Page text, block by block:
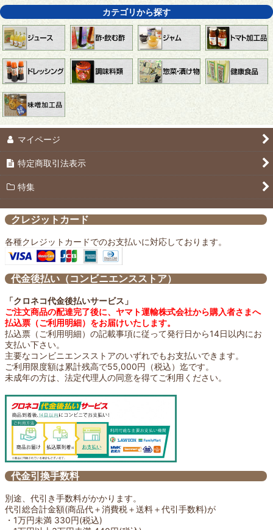
カテゴリから探す
マイページ
特定商取引法表示
特集
クレジットカード
各種クレジットカードでのお支払いに対応しております。
代金後払い（コンビニエンスストア）
「クロネコ代金後払いサービス」
ご注文商品の配達完了後に、ヤマト運輸株式会社から購入者さまへ
払込票（ご利用明細）をお届けいたします。
払込票（ご利用明細）の記載事項に従って発行日から14日以内にお
支払い下さい。
主要なコンビニエンスストアのいずれでもお支払いできます。
ご利用限度額は累計残高で55,000円（税込）迄です。
未成年の方は、法定代理人の同意を得てご利用ください。
代金引換手数料
別途、代引き手数料がかかります。
代引総合計金額(商品代＋消費税＋送料＋代引手数料)が
・1万円未満 330円(税込)